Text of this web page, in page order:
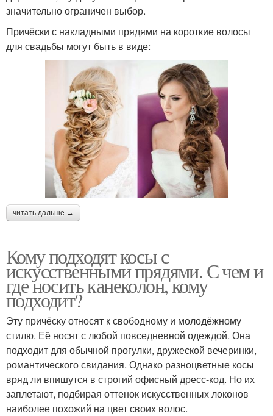
значительно ограничен выбор.
Причёски с накладными прядями на короткие волосы
для свадьбы могут быть в виде:
читать дальше →
Кому подходят косы с
искусственными прядями. С чем и
где носить канеколон, кому
подходит?
Эту причёску относят к свободному и молодёжному
стилю. Её носят с любой повседневной одеждой. Она
подходит для обычной прогулки, дружеской вечеринки,
романтического свидания. Однако разноцветные косы
вряд ли впишутся в строгий офисный дресс-код. Но их
заплетают, подбирая оттенок искусственных локонов
наиболее похожий на цвет своих волос.